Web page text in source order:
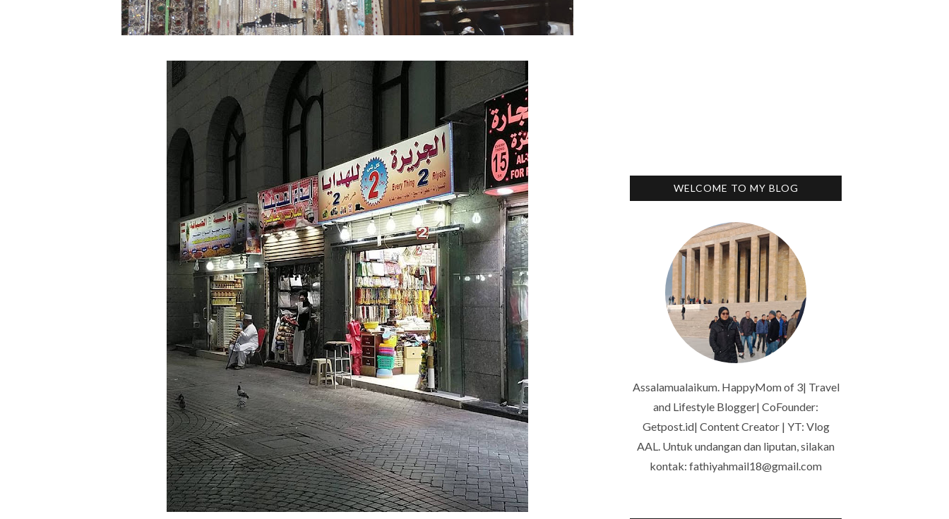
WELCOME TO MY BLOG
Assalamualaikum. HappyMom of 3| Travel
and Lifestyle Blogger| CoFounder:
Getpost.id| Content Creator | YT: Vlog
AAL. Untuk undangan dan liputan, silakan
kontak: fathiyahmail18@gmail.com